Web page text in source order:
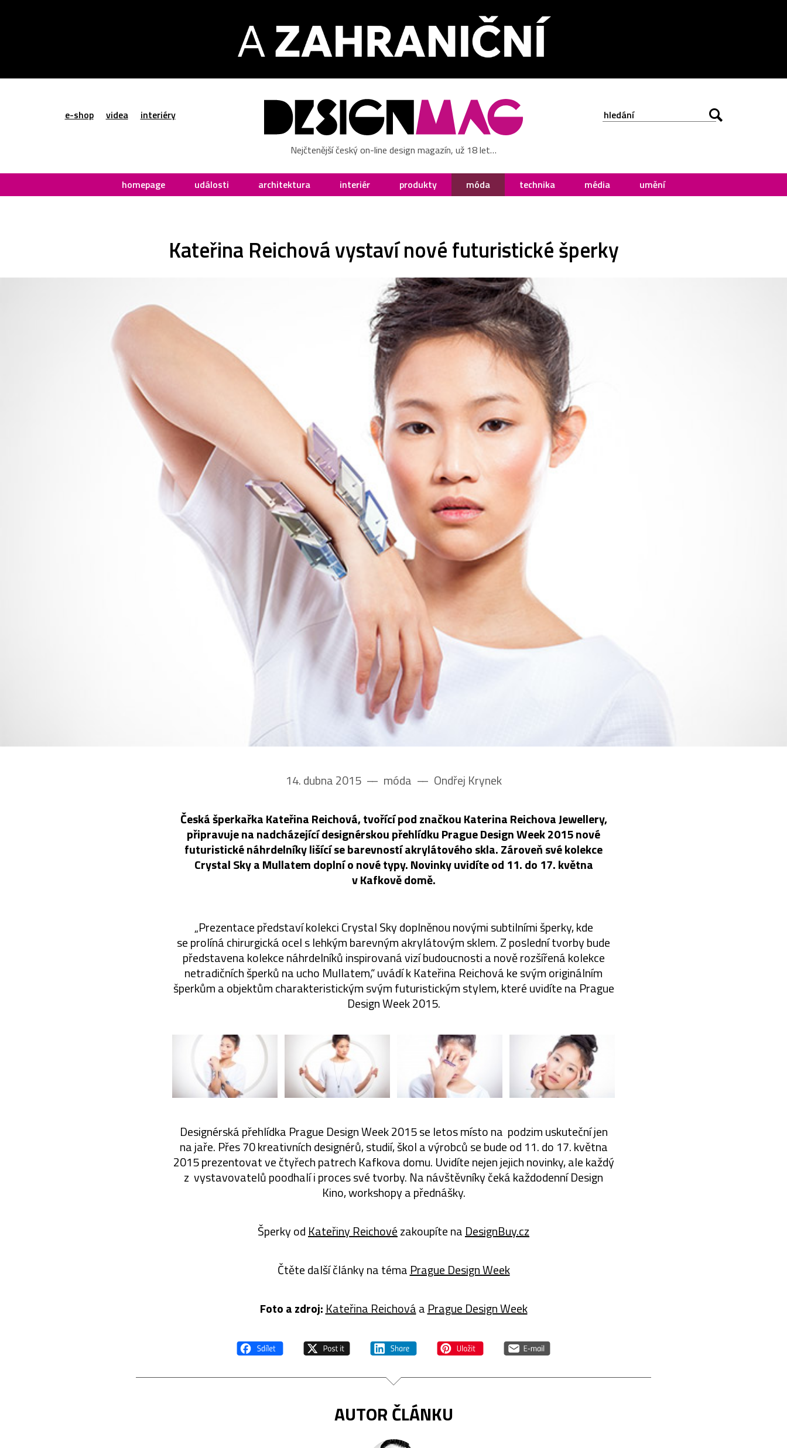
e-shop videa interiéry
Nejčtenější český on-line design magazín, už 18 let…
homepage události architektura interiér produkty móda technika média umění
Kateřina Reichová vystaví nové futuristické šperky
14. dubna 2015 –– móda –– Ondřej Krynek
Česká šperkařka Kateřina Reichová, tvořící pod značkou Katerina Reichova Jewellery,
připravuje na nadcházející designérskou přehlídku Prague Design Week 2015 nové
futuristické náhrdelníky lišící se barevností akrylátového skla. Zároveň své kolekce
Crystal Sky a Mullatem doplní o nové typy. Novinky uvidíte od 11. do 17. května
v Kafkově domě.
„Prezentace představí kolekci Crystal Sky doplněnou novými subtilními šperky, kde
se prolíná chirurgická ocel s lehkým barevným akrylátovým sklem. Z poslední tvorby bude
představena kolekce náhrdelníků inspirovaná vizí budoucnosti a nově rozšířená kolekce
netradičních šperků na ucho Mullatem,“ uvádí k Kateřina Reichová ke svým originálním
šperkům a objektům charakteristickým svým futuristickým stylem, které uvidíte na Prague
Design Week 2015.
Designérská přehlídka Prague Design Week 2015 se letos místo na podzim uskuteční jen
na jaře. Přes 70 kreativních designérů, studií, škol a výrobců se bude od 11. do 17. května
2015 prezentovat ve čtyřech patrech Kafkova domu. Uvidíte nejen jejich novinky, ale každý
z vystavovatelů poodhalí i proces své tvorby. Na návštěvníky čeká každodenní Design
Kino, workshopy a přednášky.
Šperky od Kateřiny Reichovézakoupíte na DesignBuy.cz
Čtěte další články na téma Prague Design Week
Foto a zdroj: Kateřina Reichováa Prague Design Week
AUTOR ČLÁNKU